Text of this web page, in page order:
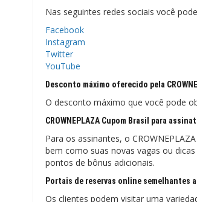
Nas seguintes redes sociais você
Facebook
Instagram
Twitter
YouTube
Desconto máximo oferecido pela
O desconto máximo que você pode
CROWNEPLAZA Cupom Brasil para
Para os assinantes, o
bem como suas novas vagas ou
pontos de bônus adicionais.
Portais de reservas online semelhantes
Os clientes podem visitar uma